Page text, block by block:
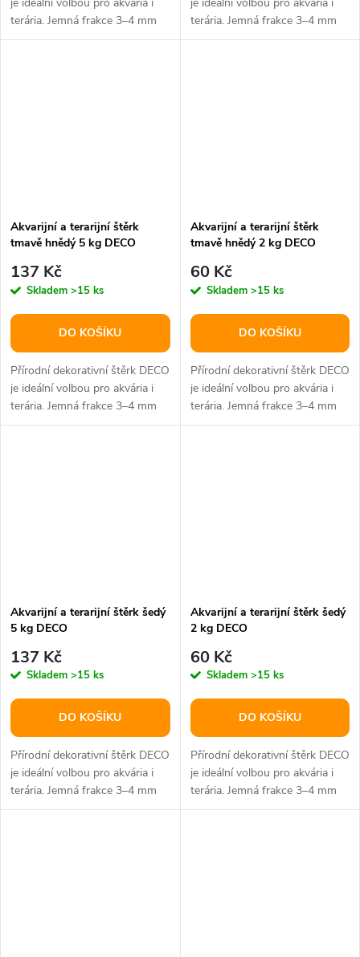
terária. Jemná frakce 3–4 mm
vytváří přirozený vzhled...
terária. Jemná frakce 3–4 mm
vytváří přirozený vzhled...
Akvarijní a terarijní štěrk
tmavě hnědý 5 kg DECO
137 Kč
Skladem >15 ks
DO KOŠÍKU
Přírodní dekorativní štěrk DECO
je ideální volbou pro akvária i
terária. Jemná frakce 3–4 mm
vytváří přirozený vzhled...
Akvarijní a terarijní štěrk
tmavě hnědý 2 kg DECO
60 Kč
Skladem >15 ks
DO KOŠÍKU
Přírodní dekorativní štěrk DECO
je ideální volbou pro akvária i
terária. Jemná frakce 3–4 mm
vytváří přirozený vzhled...
Akvarijní a terarijní štěrk šedý
5 kg DECO
137 Kč
Skladem >15 ks
DO KOŠÍKU
Přírodní dekorativní štěrk DECO
je ideální volbou pro akvária i
terária. Jemná frakce 3–4 mm
vytváří přirozený vzhled...
Akvarijní a terarijní štěrk šedý
2 kg DECO
60 Kč
Skladem >15 ks
DO KOŠÍKU
Přírodní dekorativní štěrk DECO
je ideální volbou pro akvária i
terária. Jemná frakce 3–4 mm
vytváří přirozený vzhled...